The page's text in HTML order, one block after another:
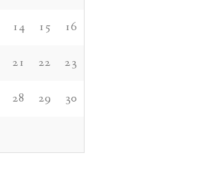
14 15 16
21 22 23
28 29 30